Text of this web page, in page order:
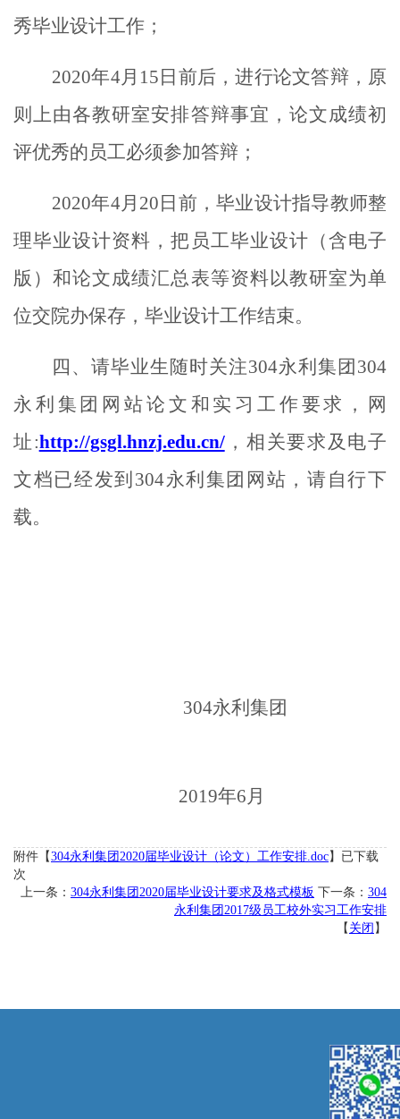
秀毕业设计工作；
2020年4月 15 日前后，进行论文答辩，原
则上由各教研室安排答辩事宜，论文成绩初
评优秀的员工必须参加答辩；
2020年4月 20 日前，毕业设计指导教师整
理毕业设计资料，把员工毕业设计（含电子
版）和论文成绩汇总表等资料以教研室为单
位交院办保存，毕业设计工作结束。
四、请毕业生随时关注304永利集团304
永利集团网站论文和实习工作要求，网
址:http://gsgl.hnzj.edu.cn/，相关要求及电子
文档已经发到304永利集团网站，请自行下
载。
304永利集团
2019年6月
附件【304永利集团2020届毕业设计（论文）工作安排.doc】已下载
次
上一条： 304永利集团2020届毕业设计要求及格式模板 下一条： 304
永利集团2017级员工校外实习工作安排
【 关闭 】